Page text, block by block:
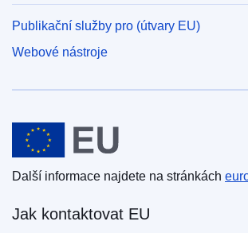
Publikační služby pro (útvary EU)
Webové nástroje
Evropská unie
Další informace najdete na stránkách
Jak kontaktovat EU